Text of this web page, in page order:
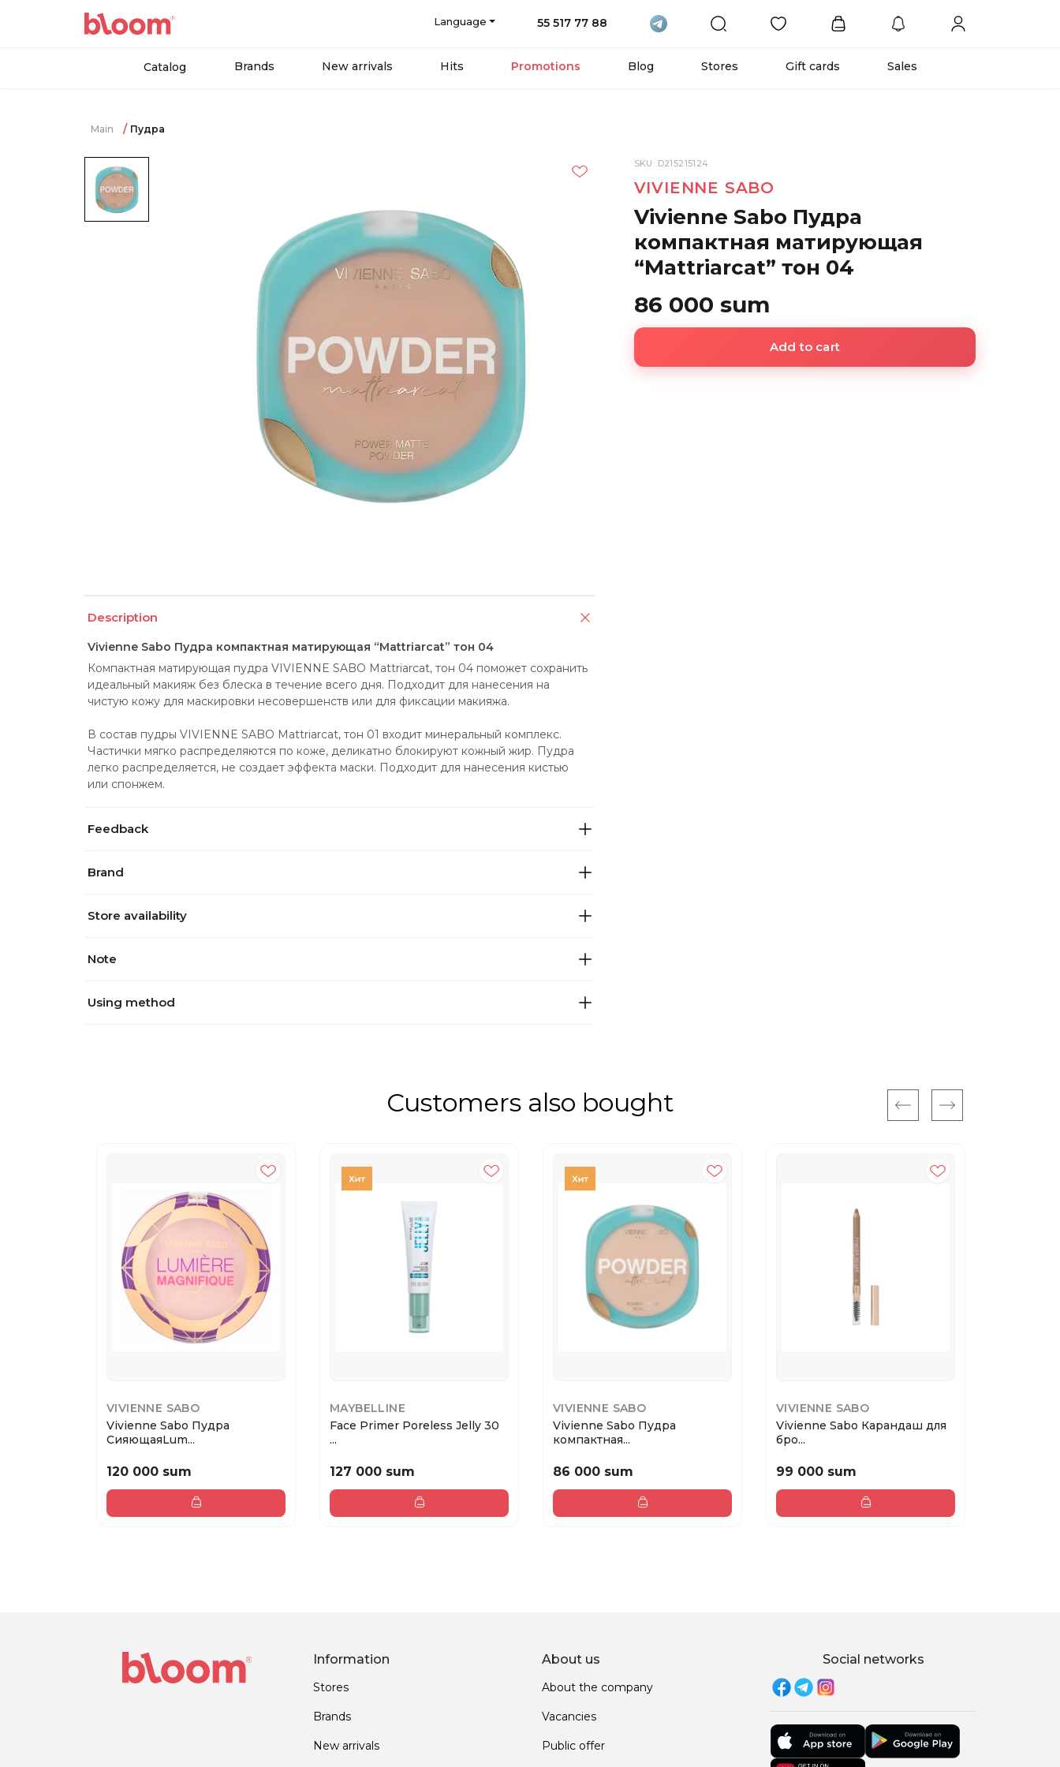
Language 55 517 77 88
Catalog Brands New arrivals Hits Promotions Blog Stores Gift cards Sales
Main Пудра
Description
Vivienne Sabo Пудра компактная матирующая “Mattriarcat” тон 04
Компактная матирующая пудра VIVIENNE SABO Mattriarcat, тон 04 поможет сохранить
идеальный макияж без блеска в течение всего дня. Подходит для нанесения на
чистую кожу для маскировки несовершенств или для фиксации макияжа.
В состав пудры VIVIENNE SABO Mattriarcat, тон 01 входит минеральный комплекс.
Частички мягко распределяются по коже, деликатно блокируют кожный жир. Пудра
легко распределяется, не создает эффекта маски. Подходит для нанесения кистью
или спонжем.
Feedback
Brand
Store availability
Note
Using method
SKU: D215215124
VIVIENNE SABO
Vivienne Sabo Пудра
компактная матирующая
“Mattriarcat” тон 04
86 000 sum
Add to cart
Customers also bought
VIVIENNE SABO
Vivienne Sabo Пудра
СияющаяLum...
120 000 sum
MAYBELLINE
Face Primer Poreless Jelly 30
...
127 000 sum
VIVIENNE SABO
Vivienne Sabo Пудра
компактная...
86 000 sum
VIVIENNE SABO
Vivienne Sabo Карандаш для
бро...
99 000 sum
Information
Stores
Brands
New arrivals
About us
About the company
Vacancies
Public offer
Social networks